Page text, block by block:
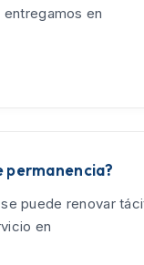
en
permanencia?
puede renovar
en